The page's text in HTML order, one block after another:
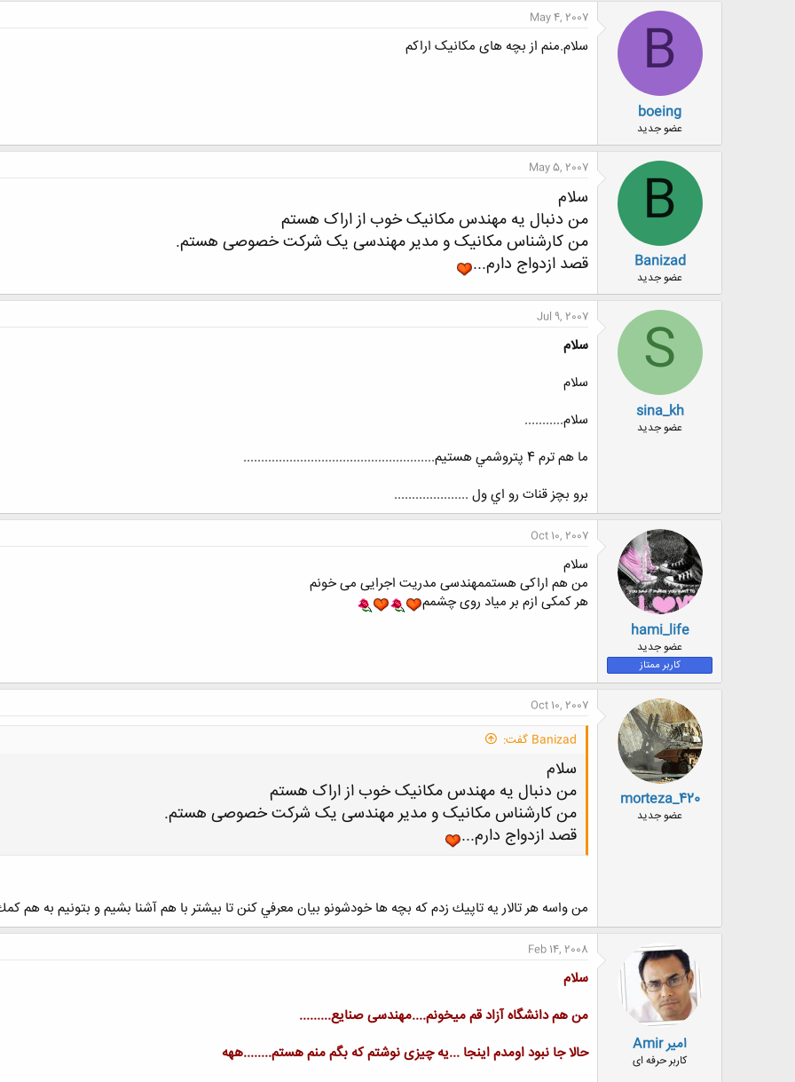
B
boeing
عضو جدید
May 4, 2007
سلام.منم از بچه های مکانیک اراکم
B
Banizad
عضو جدید
May 5, 2007
سلام
من دنبال یه مهندس مکانیک خوب از اراک هستم
من کارشناس مکانیک و مدیر مهندسی یک شرکت خصوصی هستم.
قصد ازدواج دارم...
S
sina_kh
عضو جدید
Jul 9, 2007
سلام
سلام
سلام...........
ما هم ترم 4 پتروشمي هستيم......................................................
برو بچز قنات رو اي ول .....................
hami_life
عضو جدید
کاربر ممتاز
Oct 10, 2007
سلام
من هم اراکی هستممهندسی مدریت اجرایی می خونم
هر کمکی ازم بر میاد روی چشمم
morteza_420
عضو جدید
Oct 10, 2007
Banizad گفت:
سلام
من دنبال یه مهندس مکانیک خوب از اراک هستم
من کارشناس مکانیک و مدیر مهندسی یک شرکت خصوصی هستم.
قصد ازدواج دارم...
من واسه هر تالار يه تاپيك زدم كه بچه ها خودشونو بيان معرفي كنن تا بيشتر با هم آشنا بشيم و بتونيم به هم
امیر Amir
کاربر حرفه ای
Feb 14, 2008
سلام
من هم دانشگاه آزاد قم میخونم....مهندسی صنایع.........
حالا جا نبود اومدم اینجا ...یه چیزی نوشتم که بگم منم هستم........ههه